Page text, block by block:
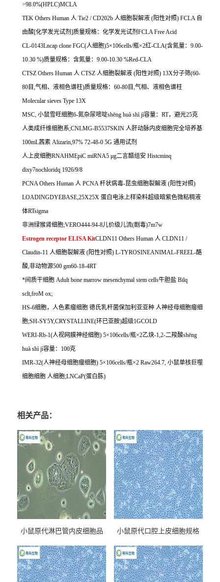
>98.0%(HPLC)MCLA
TEK Others Human 人 Tie2 / CD202b 人细胞裂解液 (阳性对照) FCLA 自
由酸[化学发光试剂 ]质量规格：化学发光试剂 FCLA Free Acid
CL-0143Lncap clone FGC(人细胞)5×106cells/瓶×2红-CLA(含氮量： 9.00-
10.30 %)质量规格：含氮量： 9.00-10.30 %Red-CLA
CTSZ Others Human 人 CTSZ 人细胞裂解液 (阳性对照) 13X分子筛(60-
80目 ,气相、液相色谱柱)质量规格： 60-80目 ,气相、液相色谱柱
Molecular sieves Type 13X
MSC, 小鼠雪旺细胞6-氮杂尿嘧啶shēng huà shì jì容量： RT，避光25克
人类成纤维细胞系;CNLMG-B5537SKIN 人肝动脉内皮细胞完全培养基
100mL茜素 Alizarin,97% 72-48-0 5G 通用试剂
人上皮细胞RNAHMEpiC miRNA5 μg二言醋组安 Histcminq
dixy7nochloridq 1926/9/8
PCNA Others Human 人 PCNA杆状病毒-昆虫细胞裂解液 (阳性对照)
LOADINGDYEBASE,25X25X 蛋白电泳上样染料超级暗紫色微粘稠液
体RTsigma
非洲绿猴肾细胞;VERO444-94-8儿价级儿流(剧毒)7m7w
Estrogen receptor ELISA KitCLDN11 Others Human 人 CLDN11 /
Claudin-11 人细胞裂解液 (阳性对照) L-TYROSINEANIMAL-FREEL-酪
酸,非动物源500 gm60-18-4RT
*间质干细胞 Adult bone marrow mesenchymal stem cells牛胆盐 Bilq
sclt,froM ox;
HS-6细胞，人色素瘤细胞 德氏乳杆菌保加利亚亚种 人神经母细胞瘤细
胞;SH-SY5Y,CRYSTALLINE(环已亚胺)超级1GCOLD
WERI-Rb-1(人视网膜神经细胞) 5×106cells/瓶×2乙炔-1,2-二羧酸shēng
huà shì jì容量： 100克
IMR-32(人神经母细胞瘤细胞) 5×106cells/瓶×2 Raw264.7, 小鼠单核巨噬
细胞细胞 人细胞;LNCaP(蛋白胨)
相关产品：
小鼠原代淋巴管内皮细胞品
小鼠原代口腔上皮细胞规格